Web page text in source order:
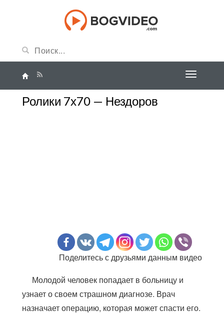
Ролики 7х70 — Нездоров
Поделитесь с друзьями данным видео
Молодой человек попадает в больницу и
узнает о своем страшном диагнозе. Врач
назначает операцию, которая может спасти его.